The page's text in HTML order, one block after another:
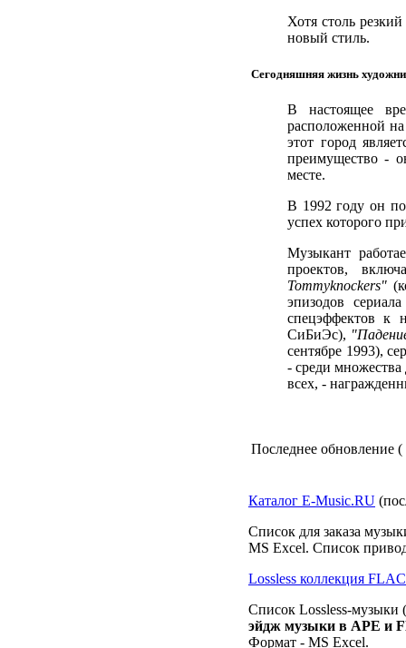
Хотя столь
новый стиль.
Сегодняшняя жизнь
В настоящее
расположенной
этот город
преимущество -
месте.
В 1992 году он
успех которого
Музыкант
проектов,
Tommyknockers"
эпизодов
спецэффектов к
СиБиЭс),
сентябре 1993),
- среди
всех, -
Последнее обновление (
Каталог E-Music.RU
Список для заказа
MS Excel. Список
Lossless коллекция
Список Lossless-музыки
эйдж музыки в APE и
Формат - MS Excel.